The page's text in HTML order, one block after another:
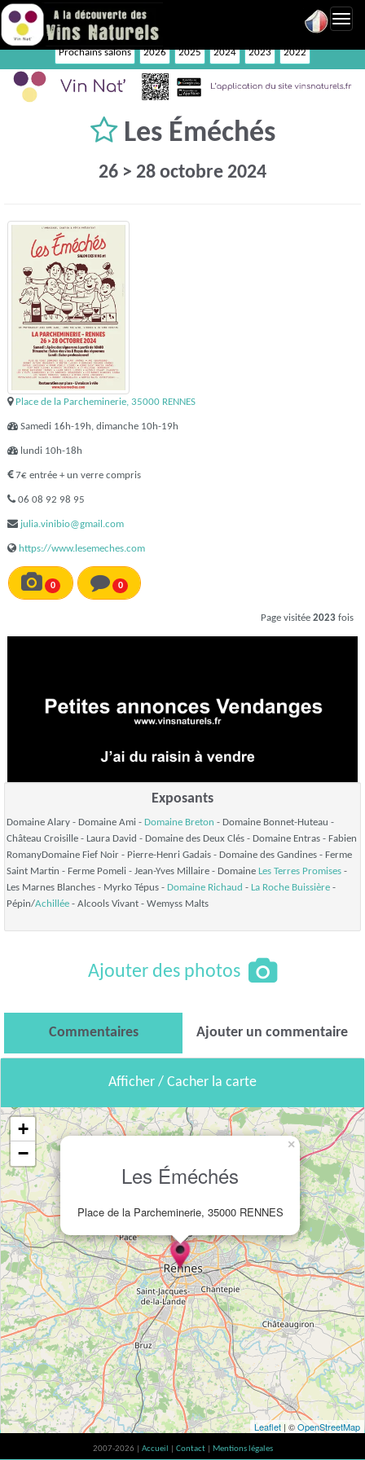
Prochains salons 2026 2025 2024 2023 2022
Les Éméchés
26 > 28 octobre 2024
Place de la Parcheminerie, 35000 RENNES
Samedi 16h-19h, dimanche 10h-19h
lundi 10h-18h
7€ entrée + un verre compris
06 08 92 98 95
julia.vinibio@gmail.com
https://www.lesemeches.com
0 0
Page visitée 2023 fois
Exposants
Domaine Alary - Domaine Ami - Domaine Breton - Domaine Bonnet-Huteau -
Château Croisille - Laura David - Domaine des Deux Clés - Domaine Entras - Fabien
RomanyDomaine Fief Noir - Pierre-Henri Gadais - Domaine des Gandines - Ferme
Saint Martin - Ferme Pomeli - Jean-Yves Millaire - Domaine Les Terres Promises -
Les Marnes Blanches - Myrko Tépus - Domaine Richaud - La Roche Buissière -
Pépin/Achillée - Alcools Vivant - Wemyss Malts
Ajouter des photos
Commentaires Ajouter un commentaire
Afficher / Cacher la carte
Les Éméchés
Place de la Parcheminerie, 35000 RENNES
×
+
−
Leaflet | ©OpenStreetMap
2007-2026 | Accueil Contact Mentions légales